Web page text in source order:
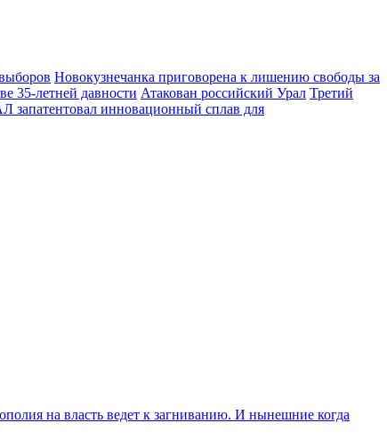
Новокузнечанка приговорена к лишению свободы за
35-летней давности Атакован российский Урал Третий
запатентовал инновационный сплав для
на власть ведет к загниванию. И нынешние когда